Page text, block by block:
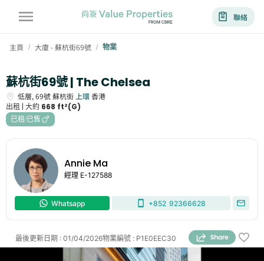
聯絡
主頁 / 大廈 - 蘇杭街69號 / 物業
蘇杭街69號 | The Chelsea
低層,69號蘇杭街 上環香港
出租 | 大約 668 ft²(G)
已租/已售
Annie Ma
經理 E-127588
Whatsapp +852 92366628
物業編號 : P1E0EEC30
最後更新日期 : 01/04/2026